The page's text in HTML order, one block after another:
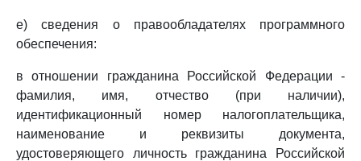
е) сведения о правообладателях программного
обеспечения:
в отношении гражданина Российской Федерации -
фамилия, имя, отчество (при наличии),
идентификационный номер налогоплательщика,
наименование и реквизиты документа,
удостоверяющего личность гражданина Российской